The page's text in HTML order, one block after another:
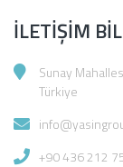
İLETIŞIM
Sunay
Türkiye
+90 436 212